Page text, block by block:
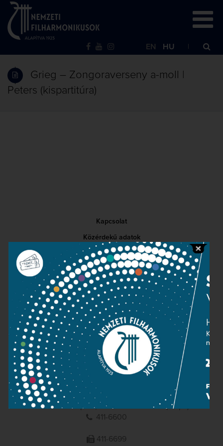
EN HU
Grieg – Zongoraverseny a-moll |
Peters (kispartitúra)
Kapcsolat
Közérdekű adatok
Sajtószoba
Adatvédelem
Impresszum
NEMZETI
FILHARMONIKUSOK
1095 Budapest, Komor Marcell u. 1. (Müpa)
411-6600
411-6699